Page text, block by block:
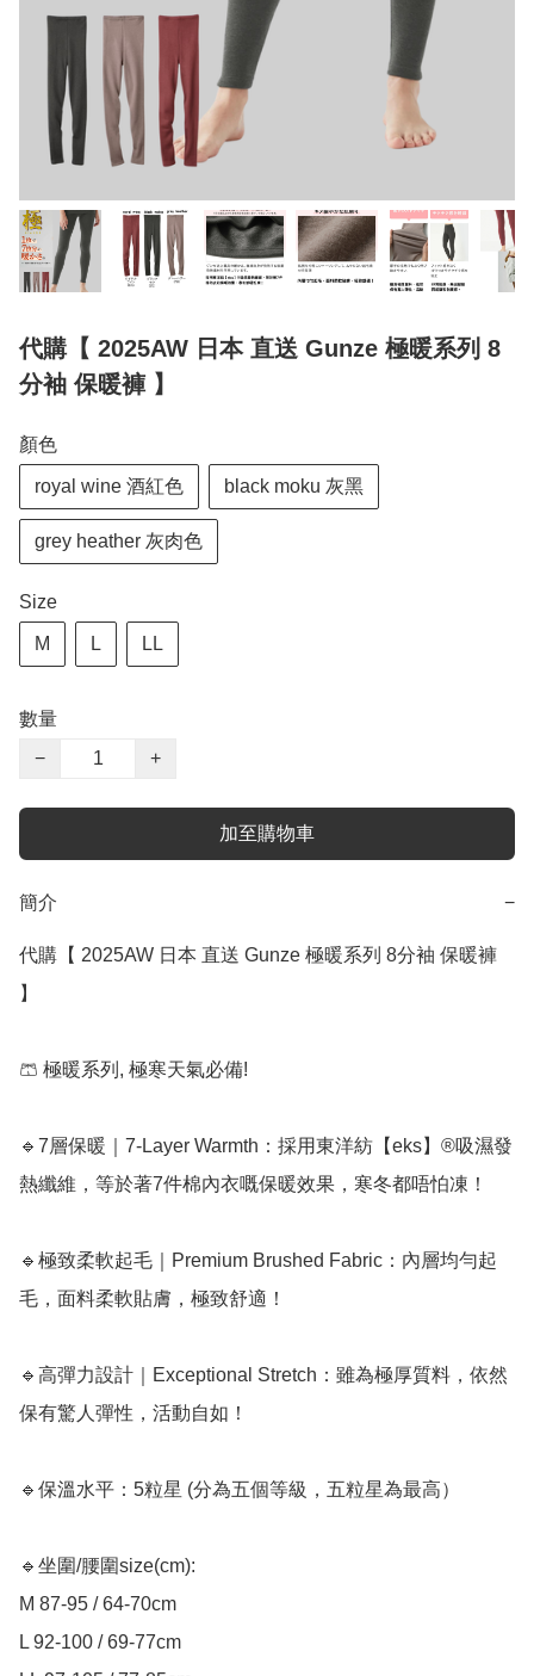
代購【 2025AW 日本 直送 Gunze 極暖系列 8
分袖 保暖褲 】
顏色
royal wine 酒紅色 black moku 灰黑
grey heather 灰肉色
Size
M L LL
數量
−
+
加至購物車
簡介 −
代購【 2025AW 日本 直送 Gunze 極暖系列 8分袖 保暖褲
】﻿
🩳 極暖系列, 極寒天氣必備!
🔹7層保暖｜7-Layer Warmth：採用東洋紡【eks】®吸濕發
熱纖維，等於著7件棉內衣嘅保暖效果，寒冬都唔怕凍！
🔹極致柔軟起毛｜Premium Brushed Fabric：內層均勻起
毛，面料柔軟貼膚，極致舒適！
🔹高彈力設計｜Exceptional Stretch：雖為極厚質料，依然
保有驚人彈性，活動自如！
🔹保溫水平：5粒星 (分為五個等級，五粒星為最高）
🔹坐圍/腰圍size(cm):
M 87-95 / 64-70cm
L 92-100 / 69-77cm